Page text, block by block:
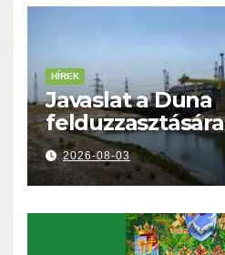
HÍREK
Javaslat a Duna
felduzzasztására
2026-08-03